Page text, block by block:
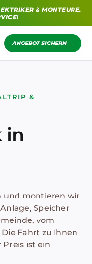
& MONTEURE.
ANGEBOT SICHERN →
&
in
und montieren wir
Speicher
vom
Fahrt zu Ihnen
ist ein